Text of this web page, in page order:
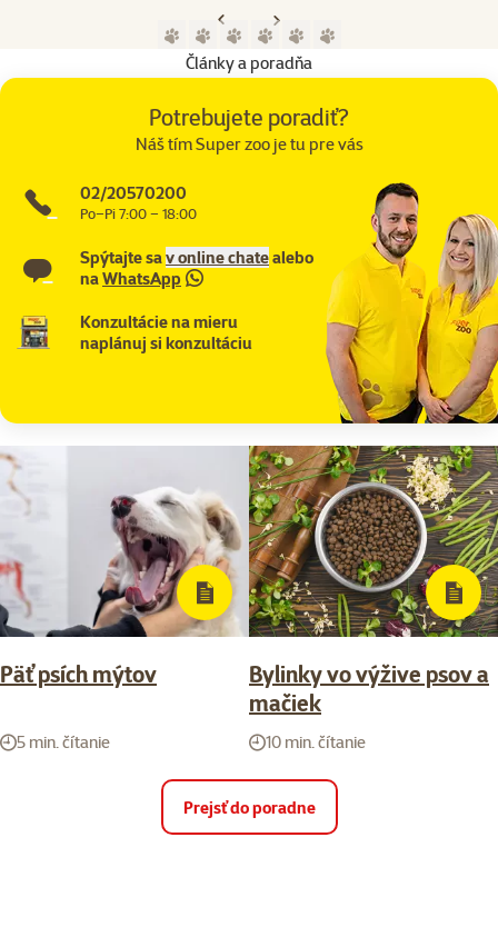
Predchádzajúca strana
Nasledujúca strana
Prejsť na stranu 1 Prejsť na stranu 2
Články a poradňa
Potrebujete poradiť?
Náš tím Super zoo je tu pre vás
02/20570200
Po–Pi 7:00 – 18:00
Spýtajte sav online chatealebo
naWhatsApp
Konzultácie na mieru
naplánuj si konzultáciu
Päť psích mýtov
5 min. čítanie
Bylinky vo výžive psov a
mačiek
10 min. čítanie
Prejsť do poradne